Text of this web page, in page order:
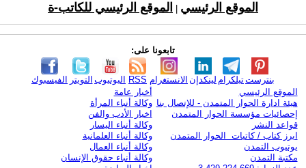
الموقع الرئيسي الموقع الرئيسي للكاتب-ة
تابعونا على:
الفيسبوك التويتر اليوتيوب RSS الانستغرام لينكدإن تيلكرامبنترست
الموقع الرئيسي
هيئة ادارة الحوار المتمدن - للإتصال بنا
إحصائيات مؤسسة الحوار المتمدن
قواعد النشر
ابرز كتاب / كاتبات الحوار المتمدن
يوتيوب التمدن
مكتبة التمدن
أخبار عامة
وكالة أنباء المرأة
اخبار الأدب والفن
وكالة أنباء اليسار
وكالة أنباء العلمانية
وكالة أنباء العمال
وكالة أنباء حقوق الإنسان